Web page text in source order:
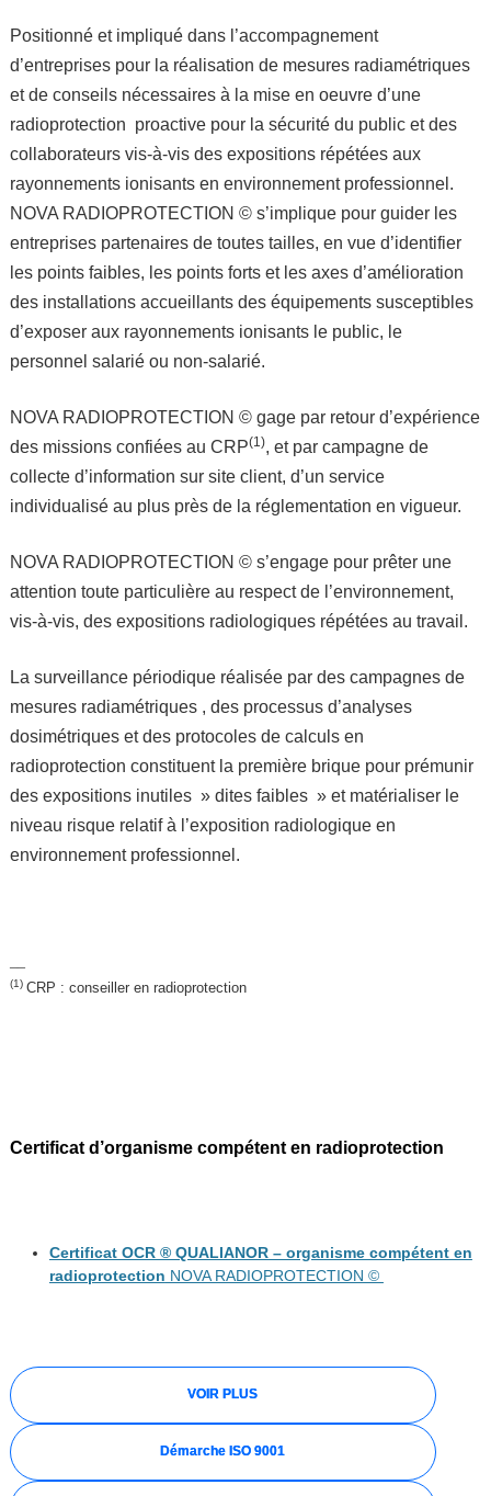
Positionné et impliqué dans l’accompagnement
d’entreprises pour la réalisation de mesures radiamétriques
et de conseils nécessaires à la mise en oeuvre d’une
radioprotection proactive pour la sécurité du public et des
collaborateurs vis-à-vis des expositions répétées aux
rayonnements ionisants en environnement professionnel.
NOVA RADIOPROTECTION © s’implique pour guider les
entreprises partenaires de toutes tailles, en vue d’identifier
les points faibles, les points forts et les axes d’amélioration
des installations accueillants des équipements susceptibles
d’exposer aux rayonnements ionisants le public, le
personnel salarié ou non-salarié.
NOVA RADIOPROTECTION © gage par retour d’expérience
des missions confiées au CRP(1), et par campagne de
collecte d’information sur site client, d’un service
individualisé au plus près de la réglementation en vigueur.
NOVA RADIOPROTECTION © s’engage pour prêter une
attention toute particulière au respect de l’environnement,
vis-à-vis, des expositions radiologiques répétées au travail.
La surveillance périodique réalisée par des campagnes de
mesures radiamétriques , des processus d’analyses
dosimétriques et des protocoles de calculs en
radioprotection constituent la première brique pour prémunir
des expositions inutiles » dites faibles » et matérialiser le
niveau risque relatif à l’exposition radiologique en
environnement professionnel.
(1) CRP : conseiller en radioprotection
Certificat d’organisme compétent en radioprotection
Certificat OCR ® QUALIANOR – organisme compétent en
radioprotection NOVA RADIOPROTECTION ©
VOIR PLUS
Démarche ISO 9001